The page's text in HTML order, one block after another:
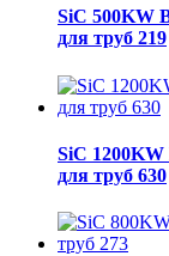
SiC 500KW
для труб 219
SiC 1200KW
для труб 630